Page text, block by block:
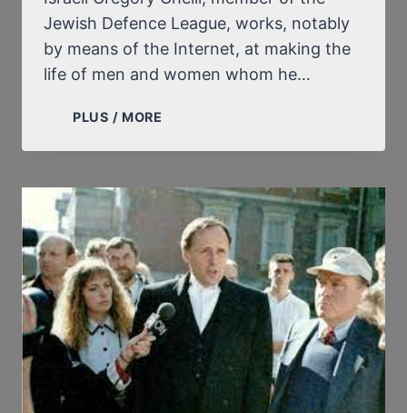
Jewish Defence League, works, notably
by means of the Internet, at making the
life of men and women whom he…
PLUS / MORE
OF
CHELLI
(ALIAS
ULCAN,
ALIAS
VIOLVOCAL),
OR
THE
FRENCH
POLICE’S